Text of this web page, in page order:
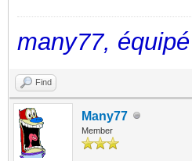
many77,
Find
Many77
Member